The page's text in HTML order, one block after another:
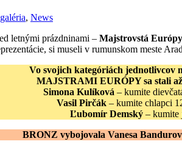
, News
letnými prázdninami – Majstrovstá
si museli v rumunskom meste
Vo svojich kategóriách jednotlivcov
MAJSTRAMI EURÓPY sa stali
Simona Kulíková – kumite
Vasil Pirčák – kumite chlapci
Ľubomír Demský– kumite
BRONZ vybojovala Vanesa